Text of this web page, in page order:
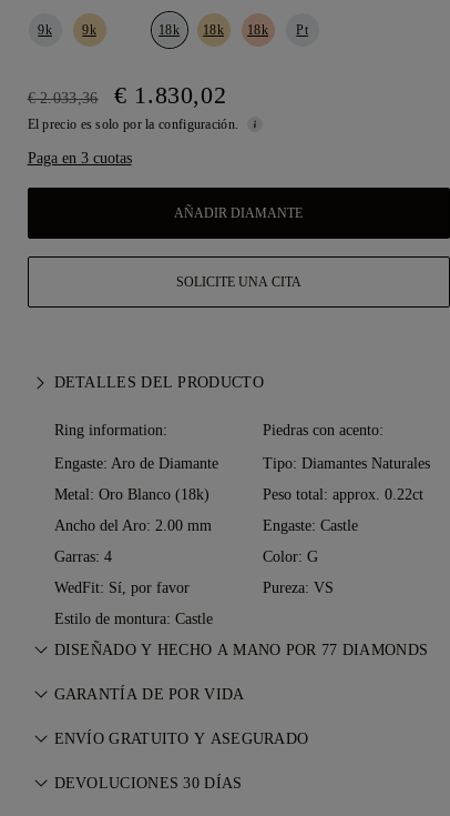
9k 9k 18k 18k 18k Pt
€ 2.033,36 € 1.830,02
El precio es solo por la configuración.
Paga en 3 cuotas
AÑADIR DIAMANTE
SOLICITE UNA CITA
DETALLES DEL PRODUCTO
Ring information:
Engaste: Aro de Diamante
Metal: Oro Blanco (18k)
Ancho del Aro: 2.00 mm
Garras: 4
WedFit: Sí, por favor
Estilo de montura: Castle
Piedras con acento:
Tipo: Diamantes Naturales
Peso total: approx. 0.22ct
Engaste: Castle
Color: G
Pureza: VS
DISEÑADO Y HECHO A MANO POR 77 DIAMONDS
Perfeccionando el arte joyero, pieza a pieza, de la mano
GARANTÍA DE POR VIDA
Con cualquier compra en 77 Diamonds, recibes una
reparaciones necesarias se realizan sin coste. Consulta
ENVÍO GRATUITO Y ASEGURADO
Todos los gastos de envío son gratuitos, no importa
DEVOLUCIONES 30 DÍAS